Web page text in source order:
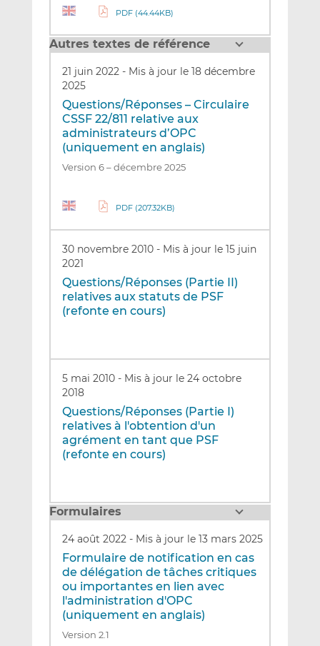
PDF (44.44KB)
Autres textes de référence
21 juin 2022 - Mis à jour le 18 décembre
2025
Questions/Réponses – Circulaire
CSSF 22/811 relative aux
administrateurs d’OPC
(uniquement en anglais)
Version 6 – décembre 2025
PDF (207.32KB)
30 novembre 2010 - Mis à jour le 15 juin
2021
Questions/Réponses (Partie II)
relatives aux statuts de PSF
(refonte en cours)
5 mai 2010 - Mis à jour le 24 octobre
2018
Questions/Réponses (Partie I)
relatives à l'obtention d'un
agrément en tant que PSF
(refonte en cours)
Formulaires
24 août 2022 - Mis à jour le 13 mars 2025
Formulaire de notification en cas
de délégation de tâches critiques
ou importantes en lien avec
l'administration d'OPC
(uniquement en anglais)
Version 2.1